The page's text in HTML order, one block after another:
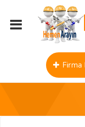
Firma